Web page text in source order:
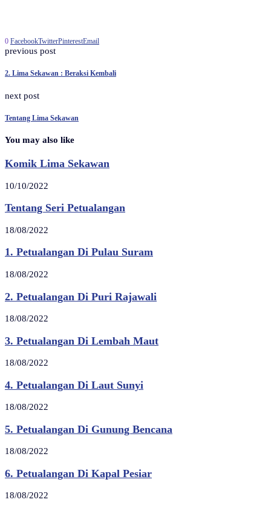
0 FacebookTwitterPinterestEmail
previous post
2. Lima Sekawan : Beraksi Kembali
next post
Tentang Lima Sekawan
You may also like
Komik Lima Sekawan
10/10/2022
Tentang Seri Petualangan
18/08/2022
1. Petualangan Di Pulau Suram
18/08/2022
2. Petualangan Di Puri Rajawali
18/08/2022
3. Petualangan Di Lembah Maut
18/08/2022
4. Petualangan Di Laut Sunyi
18/08/2022
5. Petualangan Di Gunung Bencana
18/08/2022
6. Petualangan Di Kapal Pesiar
18/08/2022